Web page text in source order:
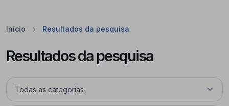
Início Resultados da pesquisa
Resultados da pesquisa